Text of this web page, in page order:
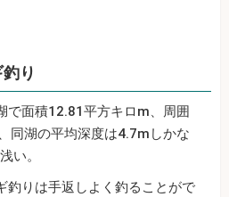
り
で面積12.81平方キロm、周囲
同湖の平均深度は4.7mしかな
い。
釣りは手返しよく釣ることがで